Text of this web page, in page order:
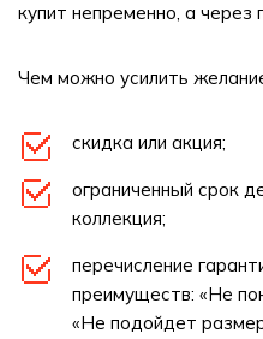
купит непременно, а
Чем можно усилить
скидка или акция;
ограниченный срок
коллекция;
перечисление
преимуществ: «Не
«Не подойдет